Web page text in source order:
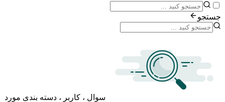
سوال ، کاربر ، دسته بندی مورد